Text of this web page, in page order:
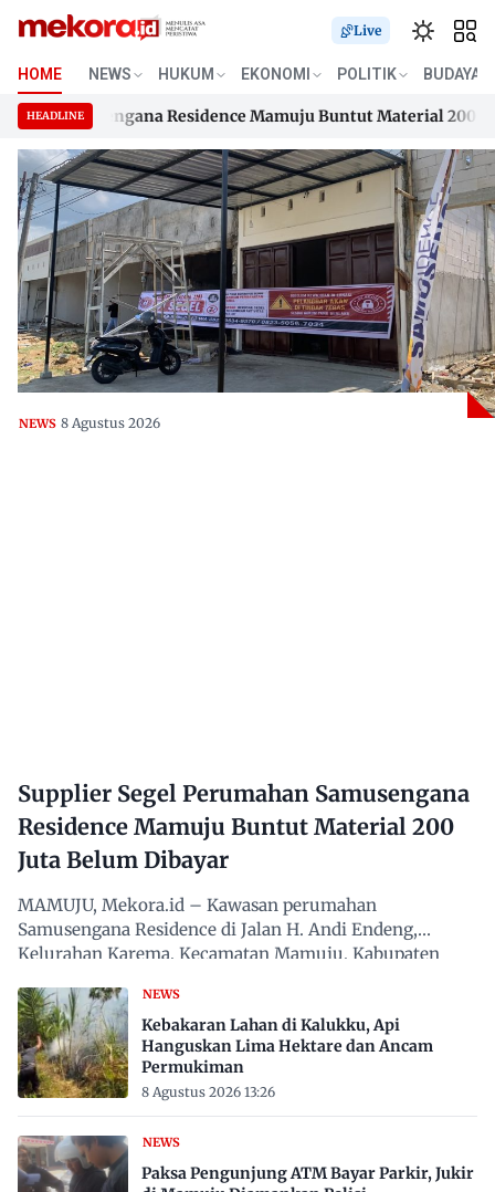
Skip
content
Live
HOME NEWS HUKUM EKONOMI POLITIK BUDAYA
HEADLINE
Samusengana Residence Mamuju Buntut Material 200 Juta
Samusengana Residence Mamuju Buntut Material 200 Juta
NEWS 8 Agustus 2026
Supplier Segel Perumahan Samusengana
Residence Mamuju Buntut Material 200
Juta Belum Dibayar
MAMUJU, Mekora.id – Kawasan perumahan
Samusengana Residence di Jalan H. Andi Endeng,
Kelurahan Karema, Kecamatan Mamuju, Kabupaten
NEWS
Kebakaran Lahan di Kalukku, Api
Hanguskan Lima Hektare dan Ancam
Permukiman
8 Agustus 2026 13:26
NEWS
Paksa Pengunjung ATM Bayar Parkir, Jukir